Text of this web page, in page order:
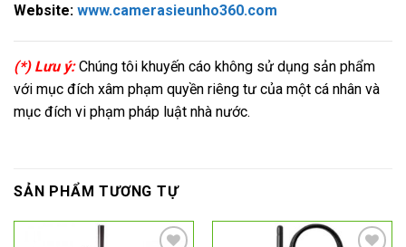
Website: www.camerasieunho360.com
(*) Lưu ý:Chúng tôi khuyến cáo không sử dụng sản phẩm
với mục đích xâm phạm quyền riêng tư của một cá nhân và
mục đích vi phạm pháp luật nhà nước.
SẢN PHẨM TƯƠNG TỰ